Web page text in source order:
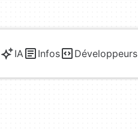
IA Infos Développeurs